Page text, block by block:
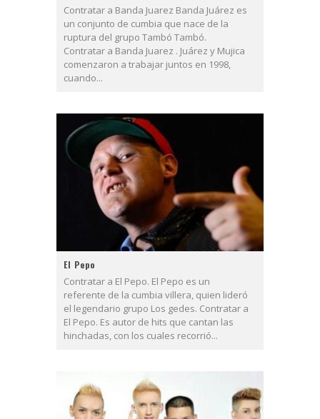
Contratar a Banda Juarez Banda Juárez es
un conjunto de cumbia que nace de la
ruptura del grupo Tambó Tambó.
Contratar a Banda Juarez . Juárez y Mujica
comenzaron a trabajar juntos en 1998,
cuando...
El Pepo
Contratar a El Pepo. El Pepo es un
referente de la cumbia villera, quien lideró
el legendario grupo Los gedes. Contratar a
El Pepo. Es autor de hits que cantan las
hinchadas, con los cuales recorrió...